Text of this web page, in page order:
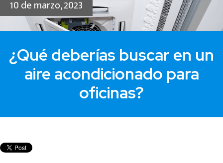
10 de marzo, 2023
¿Qué deberías buscar en un
aire acondicionado para
oficinas?